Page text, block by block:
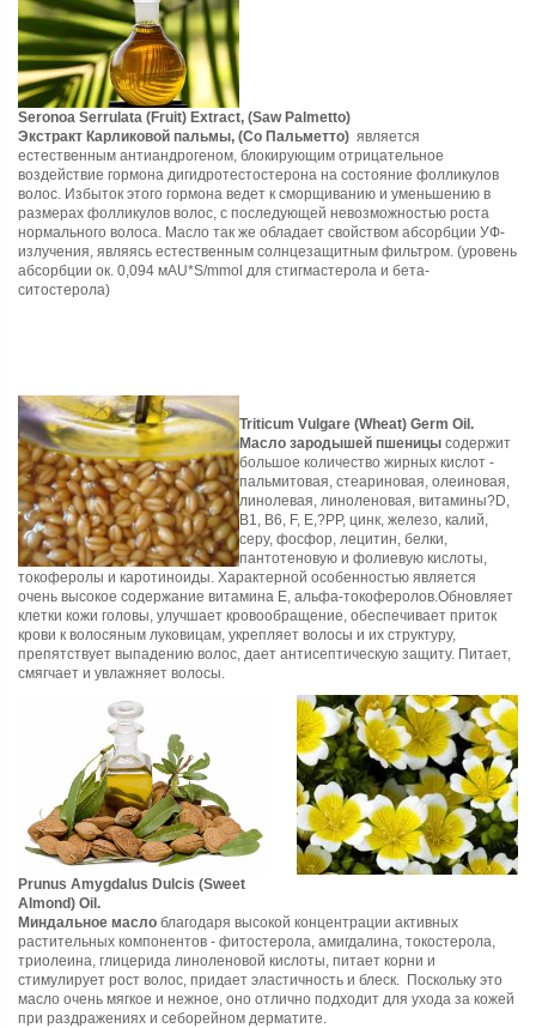
Seronoa Serrulata (Fruit) Extract, (Saw Palmetto)
Экстракт Карликовой пальмы, (Со Пальметто) является
естественным антиандрогеном, блокирующим отрицательное
воздействие гормона дигидротестостерона на состояние фолликулов
волос. Избыток этого гормона ведет к сморщиванию и уменьшению в
размерах фолликулов волос, с последующей невозможностью роста
нормального волоса. Масло так же обладает свойством абсорбции УФ-
излучения, являясь естественным солнцезащитным фильтром. (уровень
абсорбции ок. 0,094 мАU*S/mmol для стигмастерола и бета-
ситостерола)
Triticum Vulgare (Wheat) Germ Oil.
Масло зародышей пшеницы содержит
большое количество жирных кислот -
пальмитовая, стеариновая, олеиновая,
линолевая, линоленовая, витамины?D,
B1, B6, F, Е,?PP, цинк, железо, калий,
серу, фосфор, лецитин, белки,
пантотеновую и фолиевую кислоты,
токоферолы и каротиноиды. Характерной особенностью является
очень высокое содержание витамина Е, альфа-токоферолов.Обновляет
клетки кожи головы, улучшает кровообращение, обеспечивает приток
крови к волосяным луковицам, укрепляет волосы и их структуру,
препятствует выпадению волос, дает антисептическую защиту. Питает,
смягчает и увлажняет волосы.
Prunus Amygdalus Dulcis (Sweet
Almond) Oil.
Миндальное масло благодаря высокой концентрации активных
растительных компонентов - фитостерола, амигдалина, токостерола,
триолеина, глицерида линоленовой кислоты, питает корни и
стимулирует рост волос, придает эластичность и блеск. Поскольку это
масло очень мягкое и нежное, оно отлично подходит для ухода за кожей
при раздражениях и себорейном дерматите.